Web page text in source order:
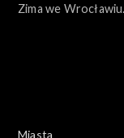
Zima we Wrocławiu
Miasta